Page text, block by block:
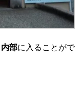
内部に入ることがで